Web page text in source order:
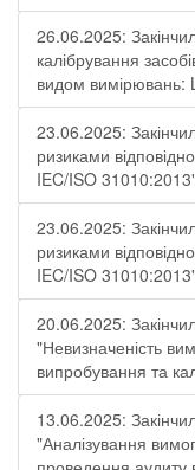
26.06.2025:
калібрування
видом
23.06.2025:
ризиками
IEC/ISO
23.06.2025:
ризиками
IEC/ISO
20.06.2025:
"Невизначеність
випробування та
13.06.2025:
"Аналізування